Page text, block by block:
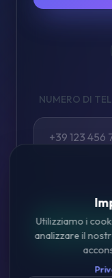
NUMERO DI
Ti invieremo un link
Invia
Utilizziamo i
analizzare il